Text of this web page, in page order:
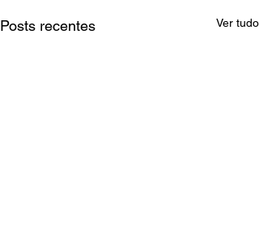
Posts recentes Ver tudo